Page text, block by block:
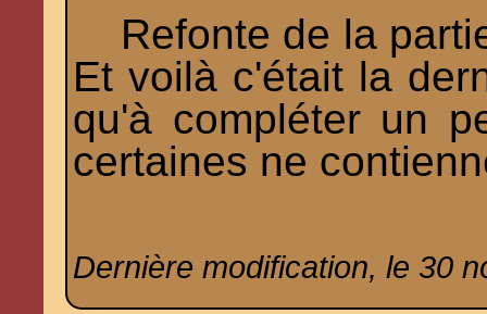
Refonte de la
Et voilà c'était la
qu'à compléter un
certaines ne
Dernière modification, le 30